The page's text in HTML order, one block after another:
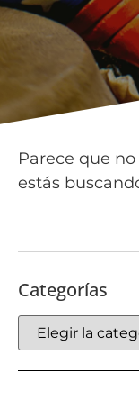
Parece que
estás
Categorías